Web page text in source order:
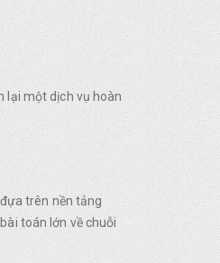
lại một dịch vụ hoàn
trên nền tảng
toán lớn về chuỗi